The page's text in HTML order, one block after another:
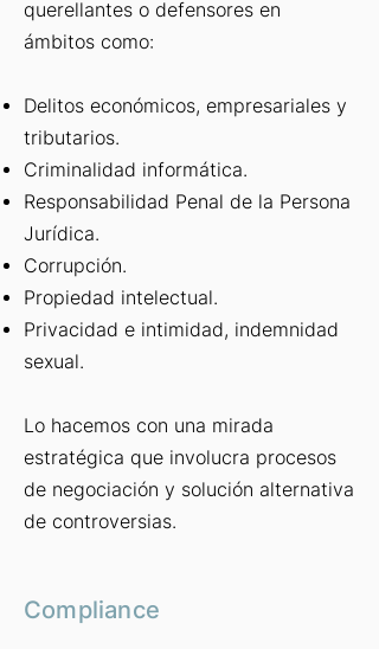
querellantes o defensores en
ámbitos como:
Delitos económicos, empresariales y
tributarios.
Criminalidad informática.
Responsabilidad Penal de la Persona
Jurídica.
Corrupción.
Propiedad intelectual.
Privacidad e intimidad, indemnidad
sexual.
Lo hacemos con una mirada
estratégica que involucra procesos
de negociación y solución alternativa
de controversias.
Compliance